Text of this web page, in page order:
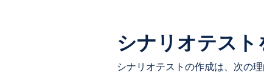
シナリオテスト
シナリオテストの作成は、次の